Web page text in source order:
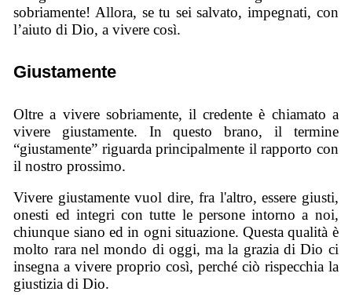
sobriamente! Allora, se tu sei salvato, impegnati, con
l’aiuto di Dio, a vivere così.
Giustamente
Oltre a vivere sobriamente, il credente è chiamato a
vivere giustamente. In questo brano, il termine
“giustamente” riguarda principalmente il rapporto con
il nostro prossimo.
Vivere giustamente vuol dire, fra l'altro, essere giusti,
onesti ed integri con tutte le persone intorno a noi,
chiunque siano ed in ogni situazione. Questa qualità è
molto rara nel mondo di oggi, ma la grazia di Dio ci
insegna a vivere proprio così, perché ciò rispecchia la
giustizia di Dio.